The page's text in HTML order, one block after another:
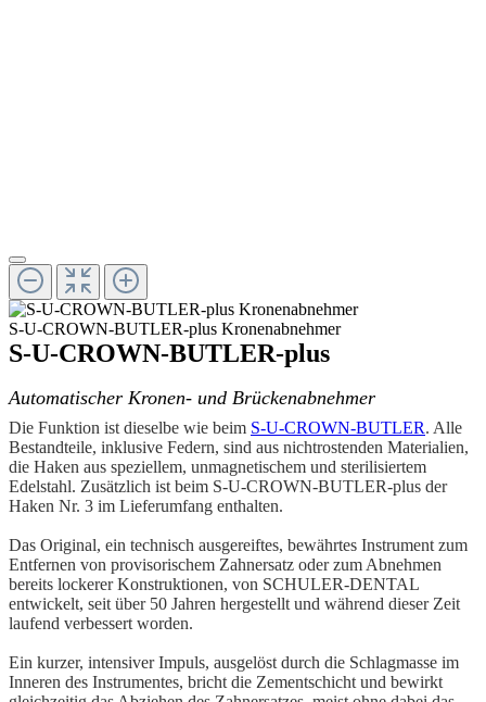
S-U-CROWN-BUTLER-plus Kronenabnehmer
S-U-CROWN-BUTLER-plus
Automatischer Kronen- und Brückenabnehmer
Die Funktion ist dieselbe wie beim S-U-CROWN-BUTLER. Alle
Bestandteile, inklusive Federn, sind aus nichtrostenden Materialien,
die Haken aus speziellem, unmagnetischem und sterilisiertem
Edelstahl. Zusätzlich ist beim S-U-CROWN-BUTLER-plus der
Haken Nr. 3 im Lieferumfang enthalten.
Das Original, ein technisch ausgereiftes, bewährtes Instrument zum
Entfernen von provisorischem Zahnersatz oder zum Abnehmen
bereits lockerer Konstruktionen, von SCHULER-DENTAL
entwickelt, seit über 50 Jahren hergestellt und während dieser Zeit
laufend verbessert worden.
Ein kurzer, intensiver Impuls, ausgelöst durch die Schlagmasse im
Inneren des Instrumentes, bricht die Zementschicht und bewirkt